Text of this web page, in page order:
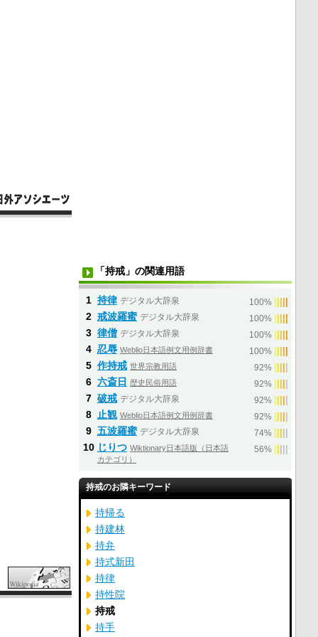
「持戒」の関連用語
1 持律 デジタル大辞泉 100%
2 戒波羅蜜 デジタル大辞泉 100%
3 律僧 デジタル大辞泉 100%
4 忍辱 Weblio日本語例文用例辞書 100%
5 作持戒 世界宗教用語 92%
6 六斎日 歴史民俗用語 92%
7 破戒 デジタル大辞泉 92%
8 止観 Weblio日本語例文用例辞書 92%
9 五波羅蜜 デジタル大辞泉 74%
10 じりつ Wiktionary日本語版（日本語
カテゴリ）
56%
持戒のお隣キーワード
持帰る
持建林
持弁
持式新田
持律
持性院
持戒
持手